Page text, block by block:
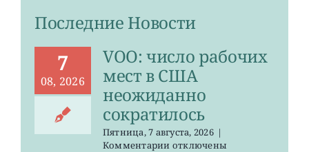
Последние Новости
7
08, 2026
VOO: число рабочих
мест в США
неожиданно
сократилось
Пятница, 7 августа, 2026 |
Комментариикотключены